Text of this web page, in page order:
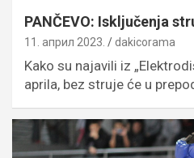
PANČEVO: Isključenja
11. април 2023. dakicorama
Kako su najavili iz
aprila, bez struje će u